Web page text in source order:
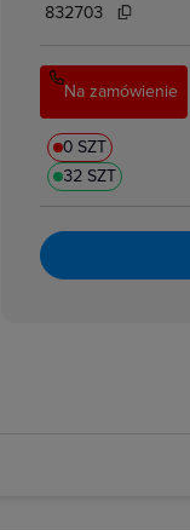
832703
Na zamówienie
0 SZT
32 SZT